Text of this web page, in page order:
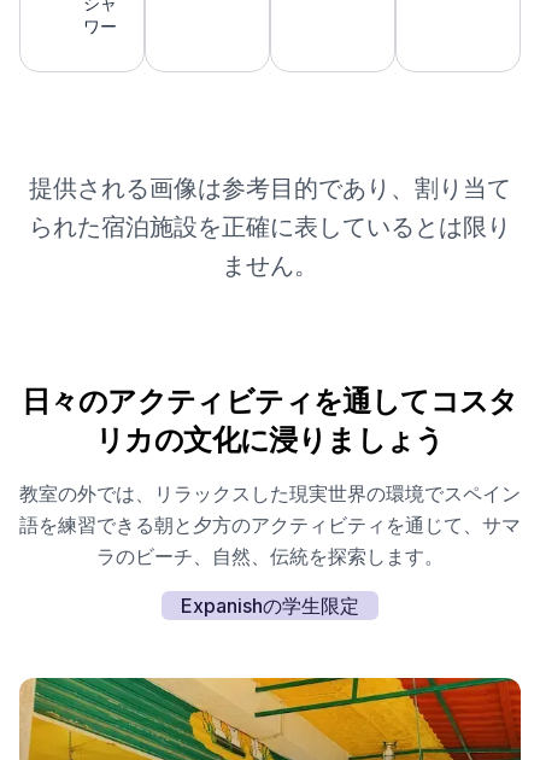
ワー
提供される画像は参考目的であり、割り当て
られた宿泊施設を正確に表しているとは限り
ません。
日々のアクティビティを通してコスタ
リカの文化に浸りましょう
教室の外では、リラックスした現実世界の環境でスペイン
語を練習できる朝と夕方のアクティビティを通じて、サマ
ラのビーチ、自然、伝統を探索します。
Expanishの学生限定